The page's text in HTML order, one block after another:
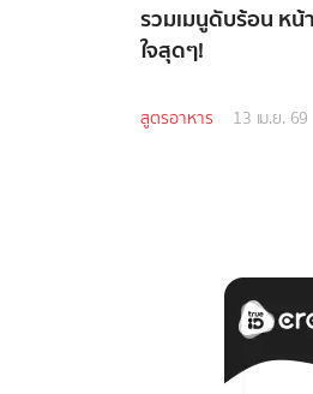
รวมเมนูดับร้อน หน้
ใจสุดๆ!
สูตรอาหาร 13 เม.ย. 69